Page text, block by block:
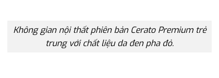
Không gian nội thất phiên bản Cerato Premium trẻ
trung với chất liệu da đen pha đỏ.